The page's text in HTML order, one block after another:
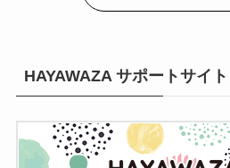
HAYAWAZA サポートサイト